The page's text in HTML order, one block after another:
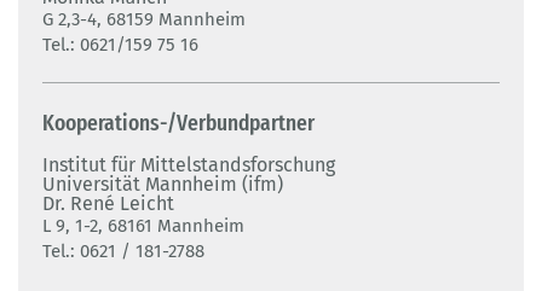
G 2,3-4, 68159 Mannheim
Tel.: 0621/159 75 16
Kooperations-/Verbundpartner
Institut für Mittelstandsforschung
Universität Mannheim (ifm)
Dr. René Leicht
L 9, 1-2, 68161 Mannheim
Tel.: 0621 / 181-2788